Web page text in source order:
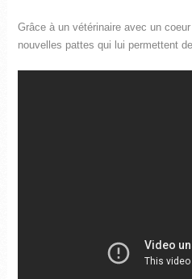
Grâce à un vétérinaire avec un
nouvelles pattes qui lui permettent